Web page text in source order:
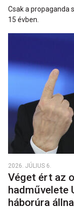
Csak a propaganda
15 évben.
2026. JÚLIUS 6.
Véget ért az
hadművelete
háborúra